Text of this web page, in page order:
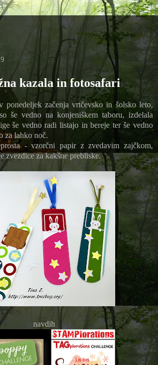
kazala in fotosafari
ponedeljek začenja vrtčevsko in šolsko leto,
še vedno na konjeniškem taboru, izdelala
še vedno radi listajo in bereje ter še vedno
za lahko noč.
- vzorčni papir z zvedavim zajčkom,
zvezdice za kakšne prebliske.
navdih